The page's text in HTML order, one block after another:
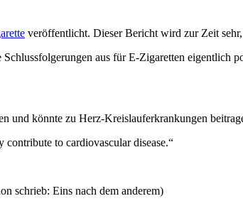
veröffentlicht. Dieser Bericht wird zur Zeit
aus für E-Zigaretten eigentlich
und könnte zu Herz-Kreislauferkrankungen
to cardiovascular disease.“
schrieb: Eins nach dem anderem)